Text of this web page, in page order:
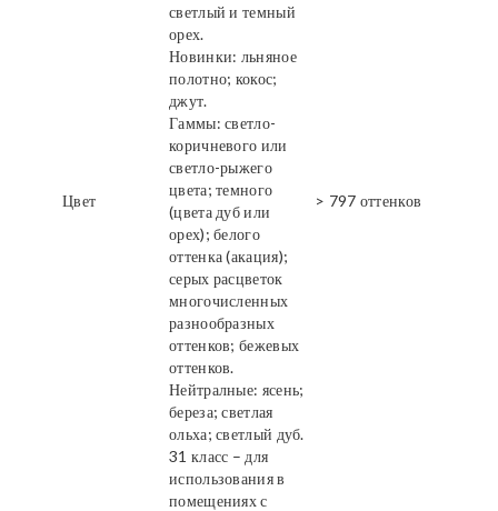
Цвет
светлый и темный
орех.
Новинки: льняное
полотно; кокос;
джут.
Гаммы: светло-
коричневого или
светло-рыжего
цвета; темного
(цвета дуб или
орех); белого
оттенка (акация);
серых расцветок
многочисленных
разнообразных
оттенков; бежевых
оттенков.
Нейтралные: ясень;
береза; светлая
ольха; светлый дуб.
> 797 оттенков
31 класс – для
использования в
помещениях с